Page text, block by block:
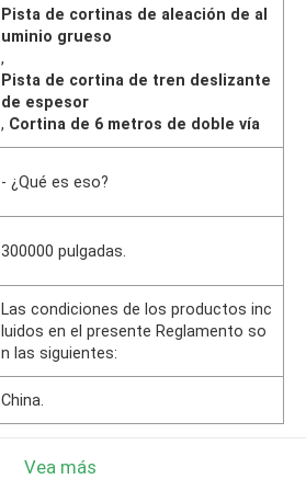
Pista de cortinas de aleación de al
uminio grueso
,
Pista de cortina de tren deslizante
de espesor
, Cortina de 6 metros de doble vía
- ¿Qué es eso?
300000 pulgadas.
Las condiciones de los productos inc
luidos en el presente Reglamento so
n las siguientes:
China.
Vea más